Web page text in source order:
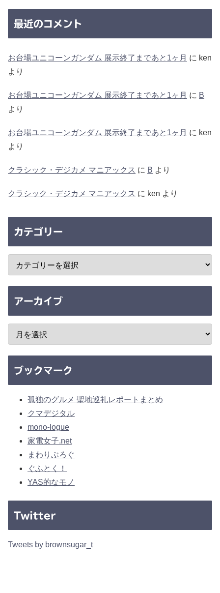
最近のコメント
お台場ユニコーンガンダム 展示終了まであと1ヶ月 に ken
より
お台場ユニコーンガンダム 展示終了まであと1ヶ月 に B
より
お台場ユニコーンガンダム 展示終了まであと1ヶ月 に ken
より
クラシック・デジカメ マニアックス に B より
クラシック・デジカメ マニアックス に ken より
カテゴリー
アーカイブ
ブックマーク
孤独のグルメ 聖地巡礼レポートまとめ
クマデジタル
mono-logue
家電女子.net
まわりぶろぐ
ぐふとく！
YAS的なモノ
Twitter
Tweets by brownsugar_t